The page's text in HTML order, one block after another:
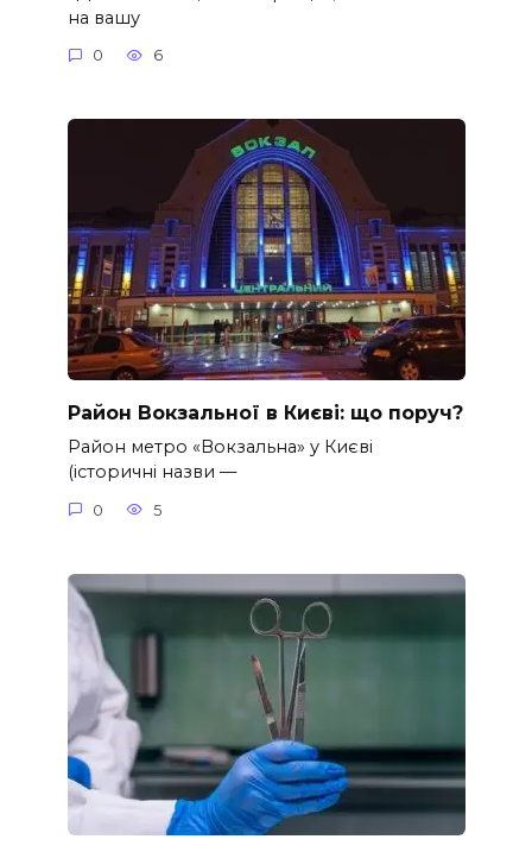
на вашу
0 6
Район Вокзальної в Києві: що поруч?
Район метро «Вокзальна» у Києві
(історичні назви —
0 5